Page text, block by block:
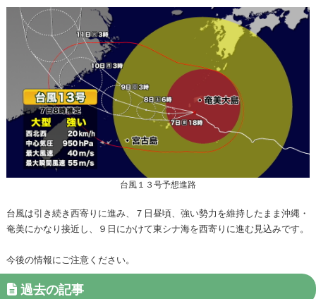
台風１３号予想進路
台風は引き続き西寄りに進み、７日昼頃、強い勢力を維持したまま沖縄・
奄美にかなり接近し、９日にかけて東シナ海を西寄りに進む見込みです。
今後の情報にご注意ください。
過去の記事